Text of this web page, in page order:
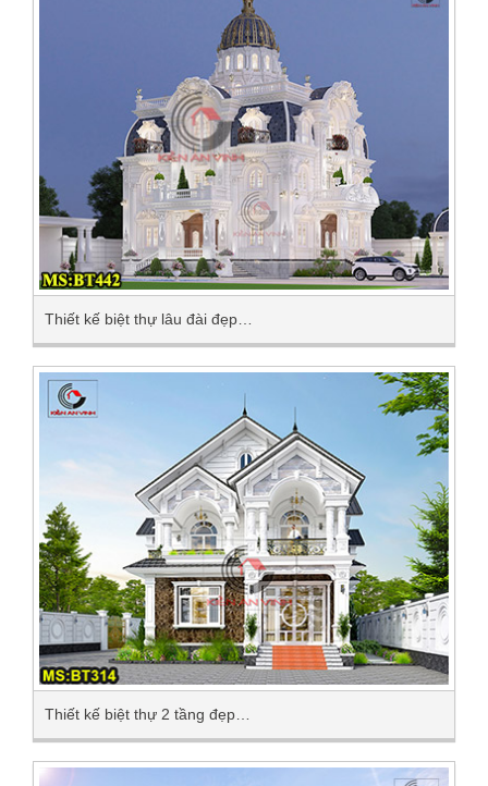
Thiết kế biệt thự lâu đài đẹp…
Thiết kế biệt thự 2 tầng đẹp…